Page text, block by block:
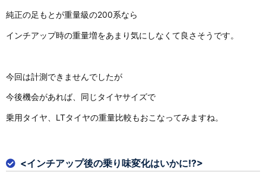
純正の足もとが重量級の200系なら
インチアップ時の重量増をあまり気にしなくて良さそうです。
今回は計測できませんでしたが
今後機会があれば、同じタイヤサイズで
乗用タイヤ、LTタイヤの重量比較もおこなってみますね。
<インチアップ後の乗り味変化はいかに!?>